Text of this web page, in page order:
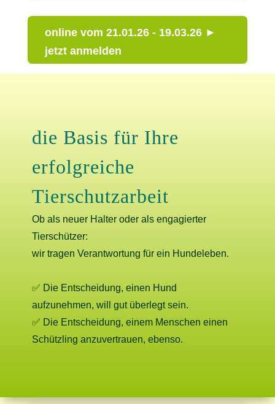
online vom 21.01.26 - 19.03.26 ►
jetzt anmelden
die Basis für Ihre
erfolgreiche
Tierschutzarbeit
Ob als neuer Halter oder als engagierter
Tierschützer:
wir tragen Verantwortung für ein Hundeleben.
✅ Die Entscheidung, einen Hund
aufzunehmen, will gut überlegt sein.
✅ Die Entscheidung, einem Menschen einen
Schützling anzuvertrauen, ebenso.